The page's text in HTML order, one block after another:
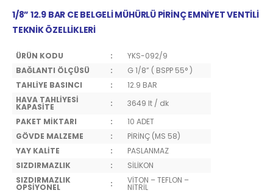
1/8” 12.9 BAR CE BELGELİ MÜHÜRLÜ PİRİNÇ EMNİYET VENTİLİ
TEKNİK ÖZELLİKLERİ
ÜRÜN KODU :
YKS-092/9
BAĞLANTI ÖLÇÜSÜ
:
G 1/8” ( BSPP 55° )
TAHLİYE BASINCI
:
12.9 BAR
HAVA TAHLİYESİ
KAPASİTE :
3649 lt / dk
PAKET MİKTARI
:
10 ADET
GÖVDE MALZEME
:
PİRİNÇ (MS 58)
YAY KALİTE
:
PASLANMAZ
SIZDIRMAZLIK
:
SİLİKON
SIZDIRMAZLIK
OPSİYONEL : VİTON – TEFLON –
NİTRİL